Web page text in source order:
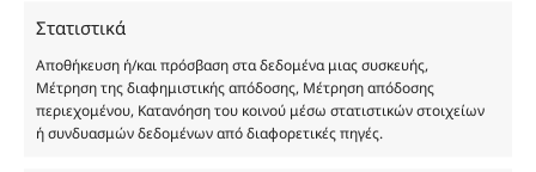
Στατιστικά
Αποθήκευση ή/και πρόσβαση στα δεδομένα μιας συσκευής,
Μέτρηση της διαφημιστικής απόδοσης, Μέτρηση απόδοσης
περιεχομένου, Κατανόηση του κοινού μέσω στατιστικών στοιχείων
ή συνδυασμών δεδομένων από διαφορετικές πηγές.